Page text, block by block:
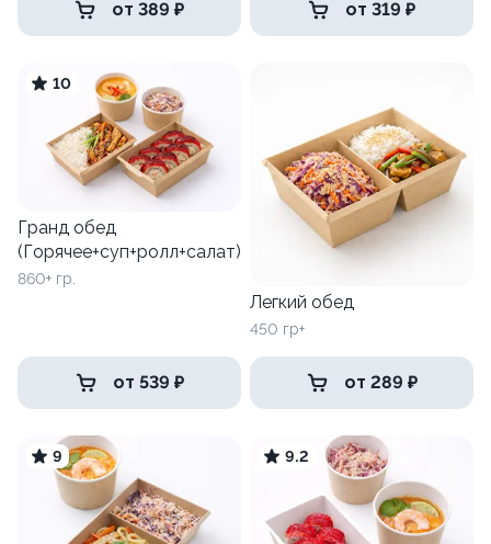
от 389 ₽ от 319 ₽
10
Гранд обед
(Горячее+суп+ролл+салат)
860+ гр.
от 539 ₽
Легкий обед
450 гр+
от 289 ₽
9 9.2